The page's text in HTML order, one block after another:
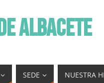
ALBACETE
SEDE NUESTRA